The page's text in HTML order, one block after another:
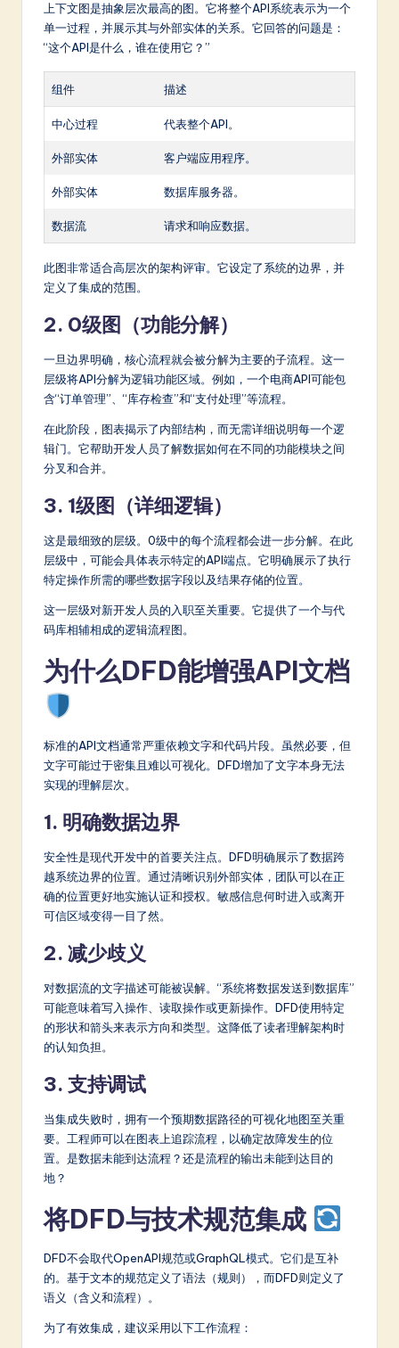
上下文图是抽象层次最高的图。它将整个API系统表示为一个
单一过程，并展示其与外部实体的关系。它回答的问题是：
“这个API是什么，谁在使用它？”
组件 描述
中心过程 代表整个API。
外部实体 客户端应用程序。
外部实体 数据库服务器。
数据流 请求和响应数据。
此图非常适合高层次的架构评审。它设定了系统的边界，并
定义了集成的范围。
2. 0级图（功能分解）
一旦边界明确，核心流程就会被分解为主要的子流程。这一
层级将API分解为逻辑功能区域。例如，一个电商API可能包
含“订单管理”、“库存检查”和“支付处理”等流程。
在此阶段，图表揭示了内部结构，而无需详细说明每一个逻
辑门。它帮助开发人员了解数据如何在不同的功能模块之间
分叉和合并。
3. 1级图（详细逻辑）
这是最细致的层级。0级中的每个流程都会进一步分解。在此
层级中，可能会具体表示特定的API端点。它明确展示了执行
特定操作所需的哪些数据字段以及结果存储的位置。
这一层级对新开发人员的入职至关重要。它提供了一个与代
码库相辅相成的逻辑流程图。
为什么DFD能增强API文档
标准的API文档通常严重依赖文字和代码片段。虽然必要，但
文字可能过于密集且难以可视化。DFD增加了文字本身无法
实现的理解层次。
1. 明确数据边界
安全性是现代开发中的首要关注点。DFD明确展示了数据跨
越系统边界的位置。通过清晰识别外部实体，团队可以在正
确的位置更好地实施认证和授权。敏感信息何时进入或离开
可信区域变得一目了然。
2. 减少歧义
对数据流的文字描述可能被误解。“系统将数据发送到数据库”
可能意味着写入操作、读取操作或更新操作。DFD使用特定
的形状和箭头来表示方向和类型。这降低了读者理解架构时
的认知负担。
3. 支持调试
当集成失败时，拥有一个预期数据路径的可视化地图至关重
要。工程师可以在图表上追踪流程，以确定故障发生的位
置。是数据未能到达流程？还是流程的输出未能到达目的
地？
将DFD与技术规范集成
DFD不会取代OpenAPI规范或GraphQL模式。它们是互补
的。基于文本的规范定义了语法（规则），而DFD则定义了
语义（含义和流程）。
为了有效集成，建议采用以下工作流程：